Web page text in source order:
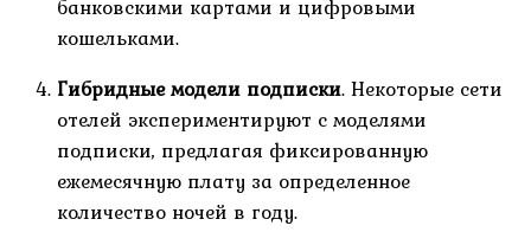
банковскими картами и цифровыми
кошельками.
Гибридные модели подписки. Некоторые сети
отелей экспериментируют с моделями
подписки, предлагая фиксированную
ежемесячную плату за определенное
количество ночей в году.